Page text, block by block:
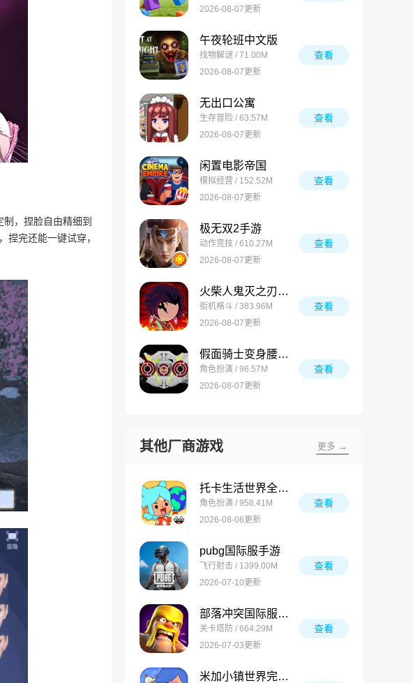
，捏脸自由精细到
完还能一键试穿，
2026-08-07更新
午夜轮班中文版
找物解谜 / 71.00M
2026-08-07更新
查看
无出口公寓
生存冒险 / 63.57M
2026-08-07更新
查看
闲置电影帝国
模拟经营 / 152.52M
2026-08-07更新
查看
极无双2手游
动作竞技 / 610.27M
2026-08-07更新
查看
火柴人鬼灭之刃游戏
街机格斗 / 383.96M
2026-08-07更新
查看
假面骑士变身腰带模拟器合集
角色扮演 / 96.57M
2026-08-07更新
查看
其他厂商游戏 更多 →
托卡生活世界全解锁版
角色扮演 / 958.41M
2026-08-06更新
查看
pubg国际服手游
飞行射击 / 1399.00M
2026-07-10更新
查看
部落冲突国际服最新版
关卡塔防 / 664.29M
2026-07-03更新
查看
米加小镇世界完整版